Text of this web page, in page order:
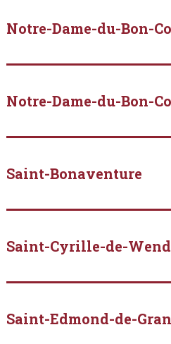
Notre-Dame-du-Bon-
Notre-Dame-du-Bon-
Saint-Bonaventure
Saint-Cyrille-de-
Saint-Edmond-de-